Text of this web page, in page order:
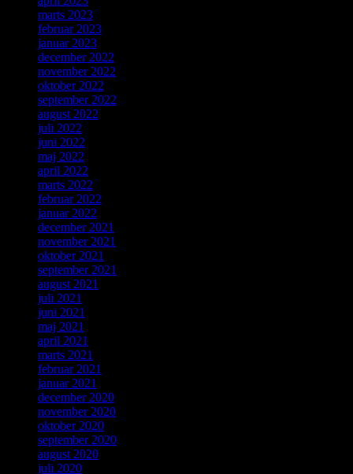
marts 2023
februar 2023
januar 2023
december 2022
november 2022
oktober 2022
september 2022
august 2022
juli 2022
juni 2022
maj 2022
april 2022
marts 2022
februar 2022
januar 2022
december 2021
november 2021
oktober 2021
september 2021
august 2021
juli 2021
juni 2021
maj 2021
april 2021
marts 2021
februar 2021
januar 2021
december 2020
november 2020
oktober 2020
september 2020
august 2020
juli 2020